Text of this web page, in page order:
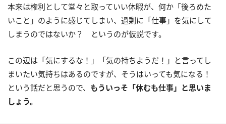
本来は権利として堂々と取っていい休暇が、何か「後ろめた
いこと」のように感じてしまい、過剰に「仕事」を気にして
しまうのではないか？ というのが仮説です。
この辺は「気にするな！」「気の持ちようだ！」と言ってし
まいたい気持ちはあるのですが、そうはいっても気になる！
という話だと思うので、 もういっそ「休むも仕事」と思いま
しょう。